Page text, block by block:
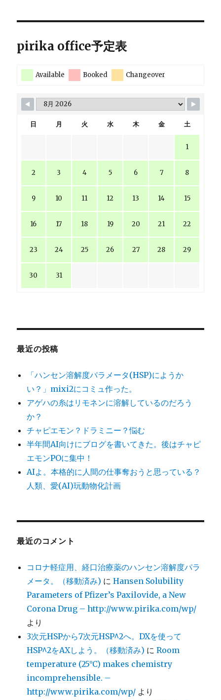
pirika office予定表
Available Booked Changeover
日 月 火 水 木 金 土
1
2 3 4 5 6 7 8
9 10 11 12 13 14 15
16 17 18 19 20 21 22
23 24 25 26 27 28 29
30 31
最近の投稿
「ハンセン溶解度パラメータ(HSP)にようか
い？」mixi2にコミュ作った。
アゲハの糸はリモネンに溶解しているのだろう
か？
チャピエモン？ドラミニー？悩む
半年間AI向けにブログを書いてきた。後はチャピ
エモンPOに集中！
AIよ。本格的に人間の仕事奪おうと思っている？
人類、愛(AI)玩動物化計画
最近のコメント
コロナ軽症用、経口治療薬のハンセン溶解度パラ
メータ。（移動済み) にHansen Solubility
Parameters of Pfizer’s Paxilovide, a New
Corona Drug – http://www.pirika.com/wp/
より
3次元HSPから7次元HSP^2へ。DXを使って
HSP^2をAXしよう。（移動済み) にRoom
temperature (25°C) makes chemistry
incomprehensible. –
http://www.pirika.com/wp/ より